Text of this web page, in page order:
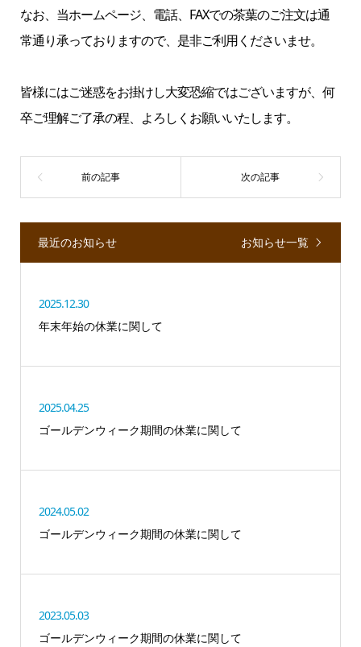
なお、当ホームページ、電話、FAXでの茶葉のご注文は通
常通り承っておりますので、是非ご利用くださいませ。
皆様にはご迷惑をお掛けし大変恐縮ではございますが、何
卒ご理解ご了承の程、よろしくお願いいたします。
最近のお知らせ お知らせ一覧
2025.12.30
年末年始の休業に関して
2025.04.25
ゴールデンウィーク期間の休業に関して
2024.05.02
ゴールデンウィーク期間の休業に関して
2023.05.03
ゴールデンウィーク期間の休業に関して